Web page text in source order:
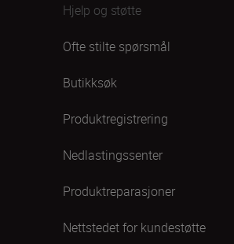
Hjelp og støtte
Ofte stilte spørsmål
Butikksøk
Produktregistrering
Nedlastingssenter
Produktreparasjoner
Nettstedet for kundestøtte